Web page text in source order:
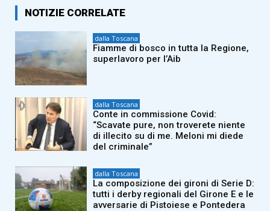
NOTIZIE CORRELATE
dalla Toscana
Fiamme di bosco in tutta la Regione,
superlavoro per l’Aib
dalla Toscana
Conte in commissione Covid:
“Scavate pure, non troverete niente
di illecito su di me. Meloni mi diede
del criminale”
dalla Toscana
La composizione dei gironi di Serie D:
tutti i derby regionali del Girone E e le
avversarie di Pistoiese e Pontedera